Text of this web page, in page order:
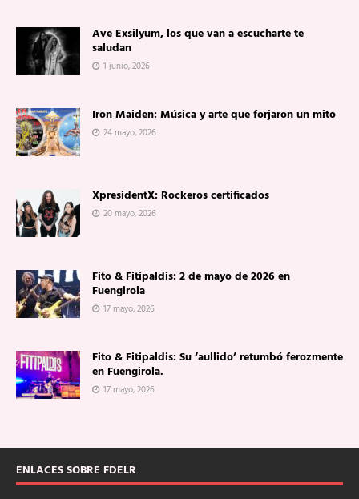
Ave Exsilyum, los que van a escucharte te
saludan
1 junio, 2026
Iron Maiden: Música y arte que forjaron un mito
24 mayo, 2026
XpresidentX: Rockeros certificados
20 mayo, 2026
Fito & Fitipaldis: 2 de mayo de 2026 en
Fuengirola
17 mayo, 2026
Fito & Fitipaldis: Su ‘aullido’ retumbó ferozmente
en Fuengirola.
17 mayo, 2026
ENLACES SOBRE FDELR